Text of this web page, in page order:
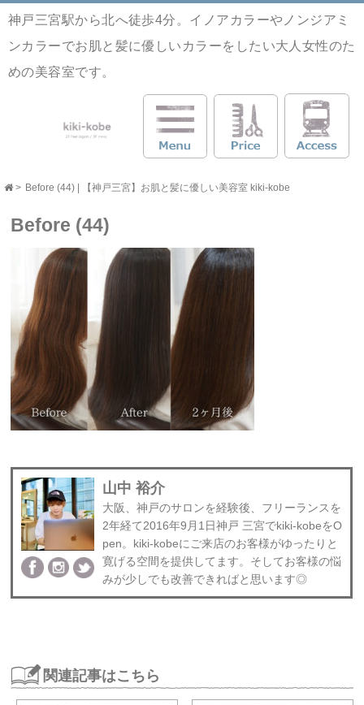
神戸三宮駅から北へ徒歩4分。イノアカラーやノンジアミ
ンカラーでお肌と髪に優しいカラーをしたい大人女性のた
めの美容室です。
> Before (44) | 【神戸三宮】お肌と髪に優しい美容室 kiki-kobe
Before (44)
山中 裕介
大阪、神戸のサロンを経験後、フリーランスを
2年経て2016年9月1日神戸 三宮でkiki-kobeをO
pen。kiki-kobeにご来店のお客様がゆったりと
寛げる空間を提供してます。そしてお客様の悩
みが少しでも改善できればと思います◎
関連記事はこちら